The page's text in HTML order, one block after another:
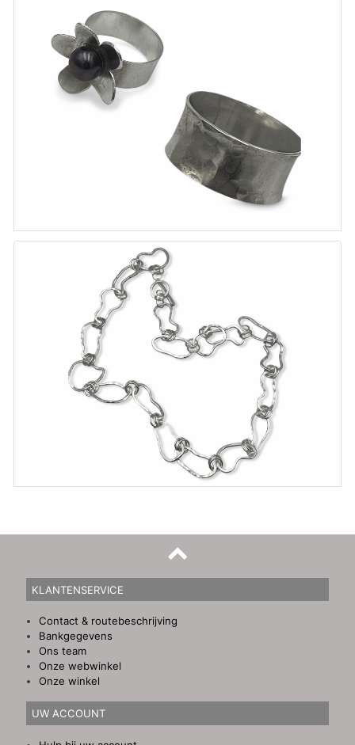
KLANTENSERVICE
Contact & routebeschrijving
Bankgegevens
Ons team
Onze webwinkel
Onze winkel
UW ACCOUNT